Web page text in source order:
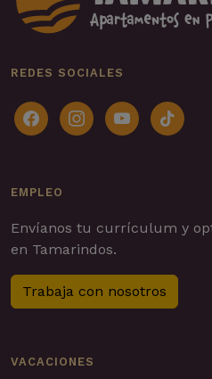
REDES SOCIALES
facebookinstagramyoutubetiktok
EMPLEO
Envíanos tu currículum y
en Tamarindos.
Trabaja con nosotros
VACACIONES